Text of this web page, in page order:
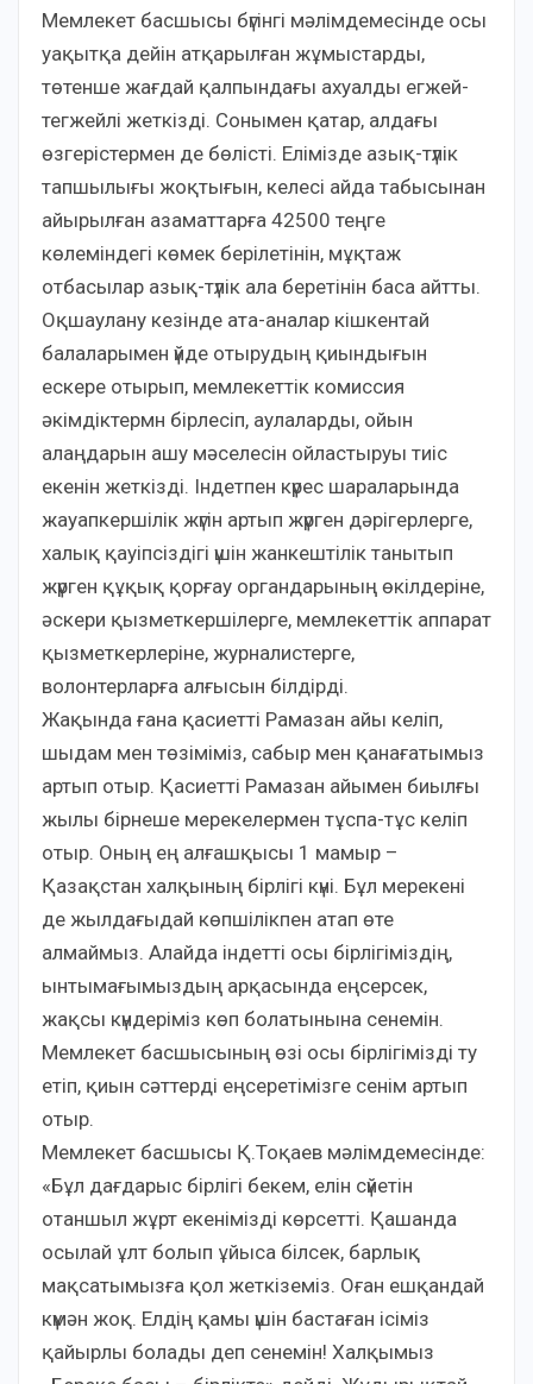
Мемлекет басшысы бүгінгі мәлімдемесінде осы
уақытқа дейін атқарылған жұмыстарды,
төтенше жағдай қалпындағы ахуалды егжей-
тегжейлі жеткізді. Сонымен қатар, алдағы
өзгерістермен де бөлісті. Елімізде азық-түлік
тапшылығы жоқтығын, келесі айда табысынан
айырылған азаматтарға 42500 теңге
көлеміндегі көмек берілетінін, мұқтаж
отбасылар азық-түлік ала беретінін баса айтты.
Оқшаулану кезінде ата-аналар кішкентай
балаларымен үйде отырудың қиындығын
ескере отырып, мемлекеттік комиссия
әкімдіктермн бірлесіп, аулаларды, ойын
алаңдарын ашу мәселесін ойластыруы тиіс
екенін жеткізді. Індетпен күрес шараларында
жауапкершілік жүгін артып жүрген дәрігерлерге,
халық қауіпсіздігі үшін жанкештілік танытып
жүрген құқық қорғау органдарының өкілдеріне,
әскери қызметкершілерге, мемлекеттік аппарат
қызметкерлеріне, журналистерге,
волонтерларға алғысын білдірді.
Жақында ғана қасиетті Рамазан айы келіп,
шыдам мен төзіміміз, сабыр мен қанағатымыз
артып отыр. Қасиетті Рамазан айымен биылғы
жылы бірнеше мерекелермен тұспа-тұс келіп
отыр. Оның ең алғашқысы 1 мамыр –
Қазақстан халқының бірлігі күні. Бұл мерекені
де жылдағыдай көпшілікпен атап өте
алмаймыз. Алайда індетті осы бірлігіміздің,
ынтымағымыздың арқасында еңсерсек,
жақсы күндеріміз көп болатынына сенемін.
Мемлекет басшысының өзі осы бірлігімізді ту
етіп, қиын сәттерді еңсеретімізге сенім артып
отыр.
Мемлекет басшысы Қ.Тоқаев мәлімдемесінде:
«Бұл дағдарыс бірлігі бекем, елін сүйетін
отаншыл жұрт екенімізді көрсетті. Қашанда
осылай ұлт болып ұйыса білсек, барлық
мақсатымызға қол жеткіземіз. Оған ешқандай
күмән жоқ. Елдің қамы үшін бастаған ісіміз
қайырлы болады деп сенемін! Халқымыз